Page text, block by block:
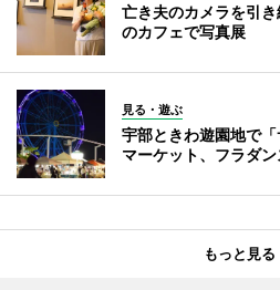
亡き夫のカメラを引
のカフェで写真展
見る・遊ぶ
宇部ときわ遊園地で
マーケット、フラダン
もっと見る